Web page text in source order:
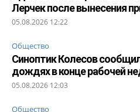
Лерчек после вынесения
05.08.2026 12:22
Общество
Синоптик Колесов
дождях в конце рабочей
05.08.2026 12:03
Общество